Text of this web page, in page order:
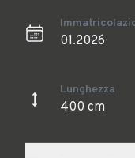
01.2026
Lunghezza
400 cm